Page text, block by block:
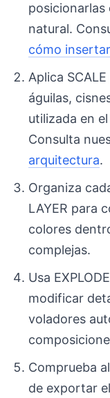
natural.
cómo
Aplica
águilas,
utilizada en
Consulta
arquitectura.
Organiza
LAYER para
colores
complejas.
Usa
modificar
voladores
Comprueba
de exportar